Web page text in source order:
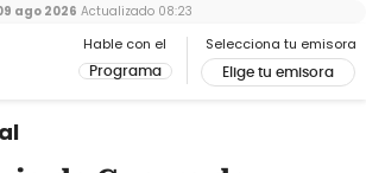
Hable con el
Programa
Selecciona tu emisora
Elige tu emisora
ago 2026 Actualizado 08:23